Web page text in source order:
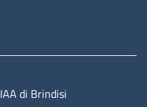
di Brindisi